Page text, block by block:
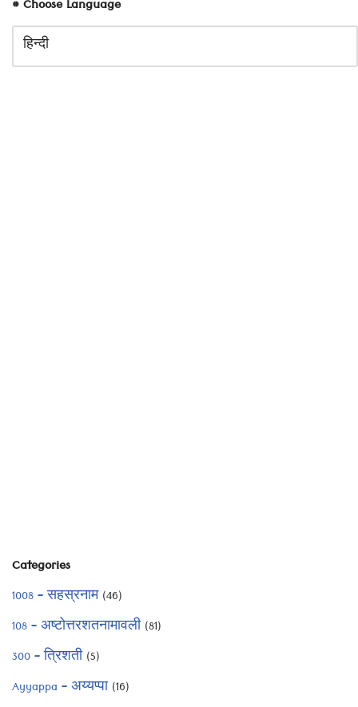
# Choose Language
Categories
1008 – सहस्रनाम(46)
108 – अष्टोत्तरशतनामावली(81)
300 – त्रिशती(5)
Ayyappa – अय्यप्पा(16)